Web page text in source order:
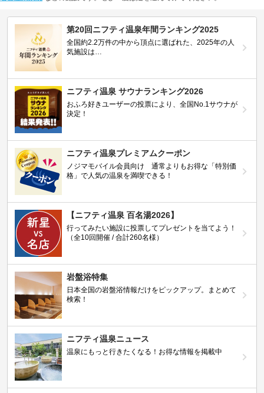
第20回ニフティ温泉年間ランキング2025
全国約2.2万件の中から頂点に選ばれた、2025年の人
気施設は…
ニフティ温泉 サウナランキング2026
おふろ好きユーザーの投票により、全国No.1サウナが
決定！
ニフティ温泉プレミアムクーポン
ノジマモバイル会員向け 通常よりもお得な「特別価
格」で人気の温泉を満喫できる！
【ニフティ温泉 百名湯2026】
行ってみたい施設に投票してプレゼントを当てよう！
（全10回開催 / 合計260名様）
岩盤浴特集
日本全国の岩盤浴情報だけをピックアップ。まとめて
検索！
ニフティ温泉ニュース
温泉にもっと行きたくなる！お得な情報を掲載中